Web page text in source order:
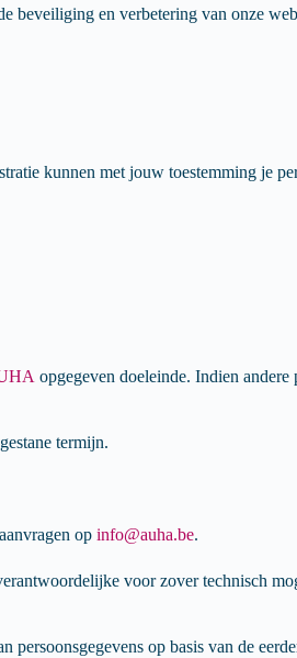
beveiliging en verbetering van onze
kunnen met jouw toestemming je
opgegeven doeleinde. Indien andere
termijn.
op info@auha.be.
voor zover technisch
op basis van de